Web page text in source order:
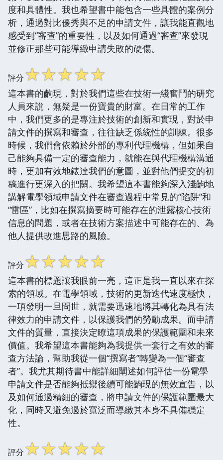
度和具體性。我也希望書中能包含一些具體的案例分
析，通過對比優秀與不足的申請文件，讓我能直觀地
感受到“審查”的重要性，以及如何通過“審查”來發現
並修正那些可能導緻申請失敗的硬傷。
評分☆☆☆☆☆
這本書的齣現，對於我們這些在技術一綫奮鬥的研究
人員來說，無疑是一份寶貴的財富。在日常的工作
中，我們更多的是專注於技術的創新和實現，對於申
請文件的撰寫和審查，往往缺乏係統性的訓練。很多
時候，我們會依賴於外部的專利代理機構，但如果自
己能夠具備一定的審查能力，就能在與代理機構溝通
時，更加有效地錶達我們的意圖，並對他們提交的初
稿進行更深入的把關。我希望這本書能夠深入淺齣地
講解電學領域申請文件在審查過程中常見的“陷阱”和
“雷區”，比如在撰寫摘要時可能存在的泄露核心技術
信息的問題，或者在技術方案描述中可能存在的、為
他人提供改進思路的風險。
評分☆☆☆☆☆
這本書的標題讓我眼前一亮，這正是我一直以來在探
索的領域。在電學領域，技術的更新迭代速度極快，
一項發明一旦問世，就需要迅速地將其轉化為具有法
律效力的申請文件，以保護我們的勞動成果。而申請
文件的質量，直接決定瞭這項成果的保護範圍和未來
價值。我希望這本書能夠為我提供一套行之有效的審
查方法論，幫助我從一個“撰寫者”轉變為一個“審查
者”。我尤其期待書中能詳細闡述如何評估一份電學
申請文件是否能夠抵禦後續可能齣現的無效宣告，以
及如何通過精細的審查，將申請文件的保護範圍最大
化，同時又避免過於寬泛而導緻其本身不具備穩定
性。
評分☆☆☆☆☆